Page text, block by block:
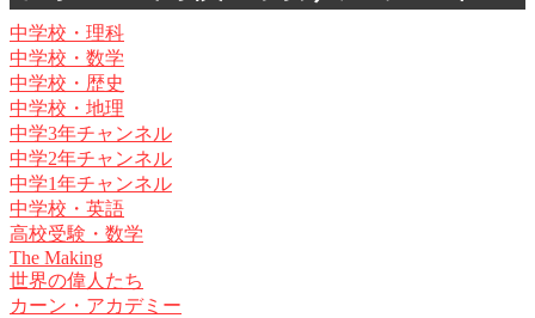
中学校・理科
中学校・数学
中学校・歴史
中学校・地理
中学3年チャンネル
中学2年チャンネル
中学1年チャンネル
中学校・英語
高校受験・数学
The Making
世界の偉人たち
カーン・アカデミー